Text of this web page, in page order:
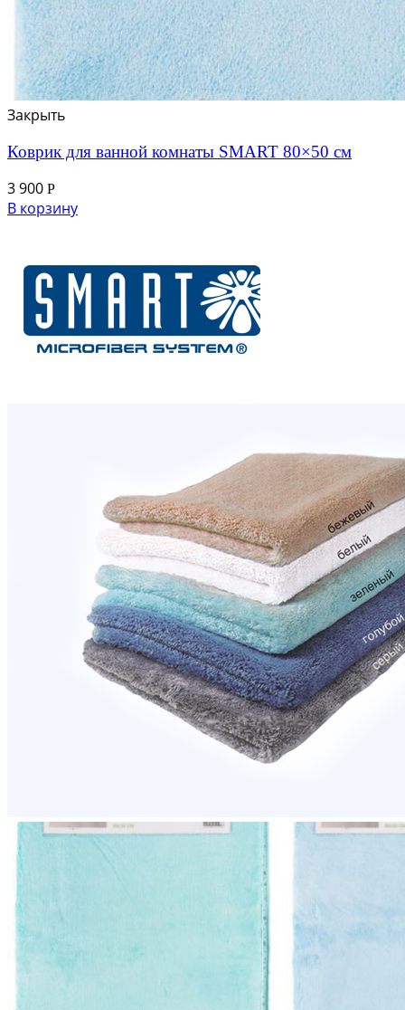
Закрыть
Коврик для ванной комнаты SMART 80×50 см
3 900 Р
В корзину